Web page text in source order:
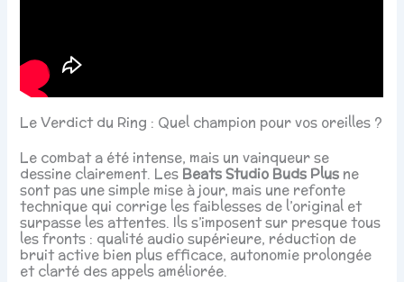
Le Verdict du Ring : Quel champion pour vos oreilles ?
Le combat a été intense, mais un vainqueur se
dessine clairement. Les Beats Studio Buds Plus ne
sont pas une simple mise à jour, mais une refonte
technique qui corrige les faiblesses de l’original et
surpasse les attentes. Ils s’imposent sur presque tous
les fronts : qualité audio supérieure, réduction de
bruit active bien plus efficace, autonomie prolongée
et clarté des appels améliorée.